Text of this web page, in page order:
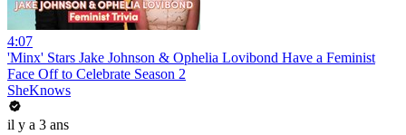
4:07
'Minx' Stars Jake Johnson & Ophelia Lovibond Have a Feminist
Face Off to Celebrate Season 2
SheKnows
il y a 3 ans